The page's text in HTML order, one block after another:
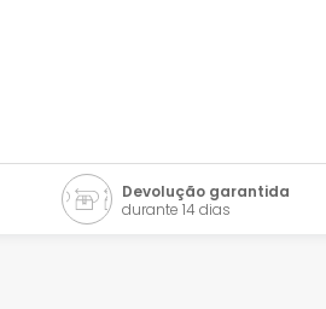
Devolução garantida
durante 14 dias